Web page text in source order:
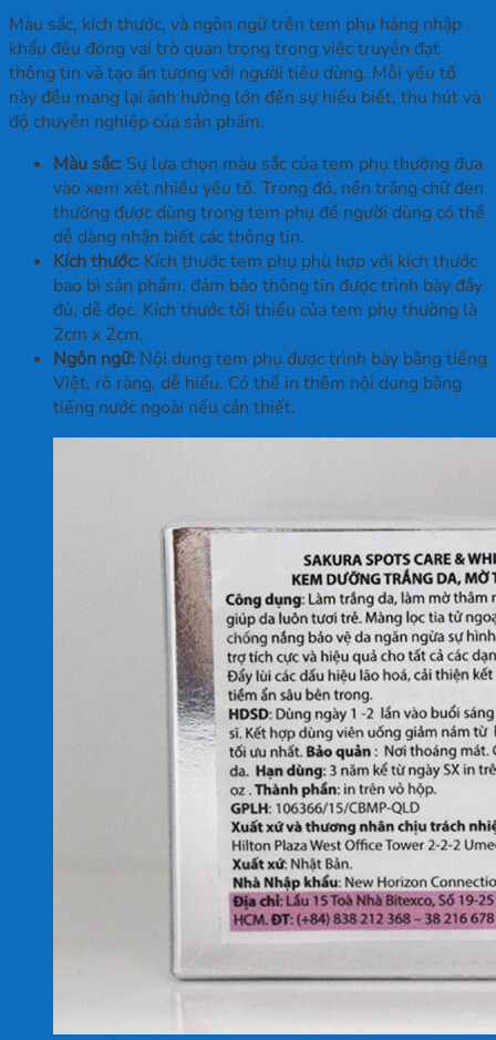
Màu sắc, kích thước, và ngôn ngữ trên tem phụ hàng nhập
khẩu đều đóng vai trò quan trọng trong việc truyền đạt
thông tin và tạo ấn tượng với người tiêu dùng. Mỗi yếu tố
này đều mang lại ảnh hưởng lớn đến sự hiểu biết, thu hút và
độ chuyên nghiệp của sản phẩm.
Màu sắc: Sự lựa chọn màu sắc của tem phụ thường đưa
vào xem xét nhiều yếu tố. Trong đó, nền trắng chữ đen
thường được dùng trong tem phụ để người dùng có thể
dễ dàng nhận biết các thông tin.
Kích thước: Kích thước tem phụ phù hợp với kích thước
bao bì sản phẩm, đảm bảo thông tin được trình bày đầy
đủ, dễ đọc. Kích thước tối thiểu của tem phụ thường là
2cm x 2cm.
Ngôn ngữ: Nội dung tem phụ được trình bày bằng tiếng
Việt, rõ ràng, dễ hiểu. Có thể in thêm nội dung bằng
tiếng nước ngoài nếu cần thiết.